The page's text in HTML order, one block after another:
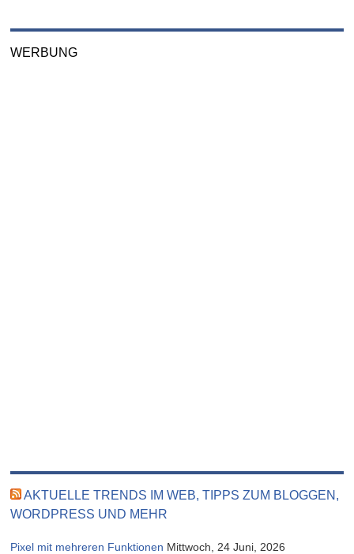
WERBUNG
AKTUELLE TRENDS IM WEB, TIPPS ZUM BLOGGEN,
WORDPRESS UND MEHR
Pixel mit mehreren Funktionen Mittwoch, 24 Juni, 2026